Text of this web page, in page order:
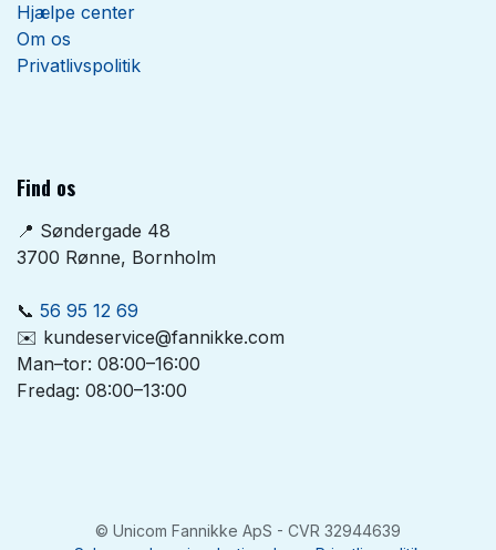
Hjælpe center
Om os
Privatlivspolitik
Find os
📍 Søndergade 48
3700 Rønne, Bornholm
📞 56 95 12 69
✉️ kundeservice@fannikke.com
Man–tor: 08:00–16:00
Fredag: 08:00–13:00
© Unicom Fannikke ApS - CVR 32944639